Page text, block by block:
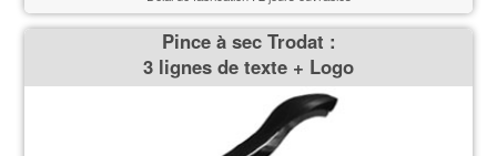
Pince à sec Trodat :
3 lignes de texte + Logo